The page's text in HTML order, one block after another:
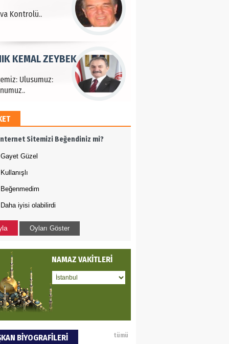
Kontrolü..
Ulusumuz:
KEMAL ZEYBEK
12 Eylül..
TAŞDEMİR
- Sağlık turizminde
başarı…
BULUZ
tarımla para
ile neyi
SOYSAL
Sitemizi Beğendiniz mi?
Gayet Güzel
Kullanışlı
Beğenmedim
Daha iyisi olabilirdi
Oyları Göster
NAMAZ VAKİTLERİ
BİYOGRAFİLERİ tümü